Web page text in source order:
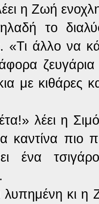
η Ζωή
το
«Τι άλλο να
με κιθάρες
λέει η
καντίνα πιο
ένα
λυπημένη κι